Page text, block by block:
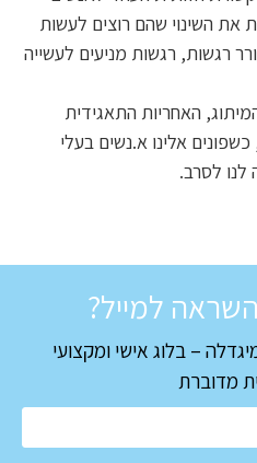
את השינוי שהם רוצים לעשות
רגשות, רגשות מניעים לעשייה
האחריות התאגידית
אלינו א.נשים בעלי
לנו לסרב.
למייל?
– בלוג אישי ומקצועי
מדוברת